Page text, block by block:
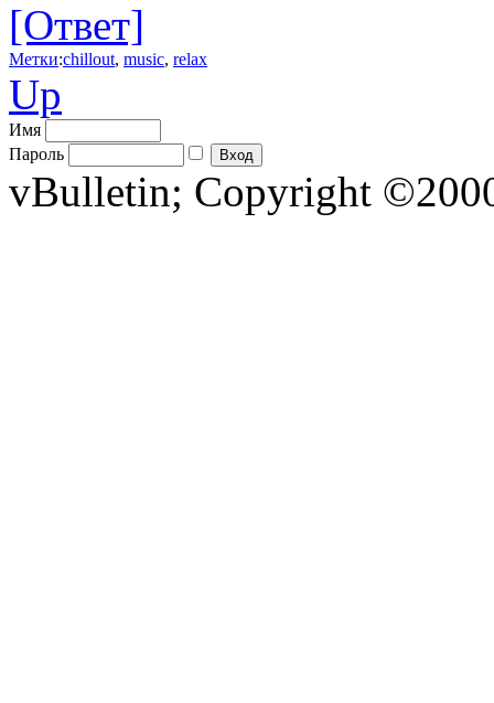
[Ответ]
Метки:chillout, music, relax
Up
Имя
Пароль
vBulletin; Copyright